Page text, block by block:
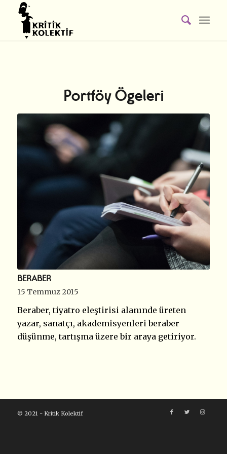
Portföy Ögeleri
BERABER
15 Temmuz 2015
Beraber, tiyatro eleştirisi alanınde üreten
yazar, sanatçı, akademisyenleri beraber
düşünme, tartışma üzere bir araya getiriyor.
© 2021 - Kritik Kolektif